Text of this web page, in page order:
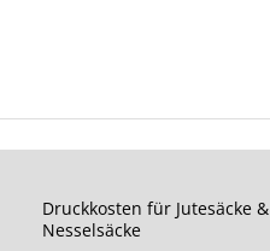
Druckkosten für Jutesäcke &
Nesselsäcke